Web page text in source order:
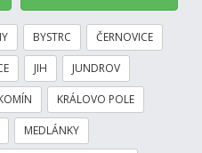
BYSTRC ČERNOVICE
JIH JUNDROV
KRÁLOVO POLE
MEDLÁNKY